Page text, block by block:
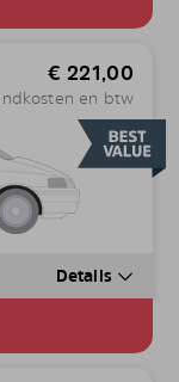
€ 221,00
en btw
Details